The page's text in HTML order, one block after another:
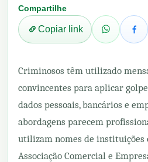
Compartilhe
Copiar link
Criminosos têm utilizado
convincentes para aplicar
dados pessoais, bancários e
abordagens parecem
utilizam nomes de instituições
Associação Comercial e